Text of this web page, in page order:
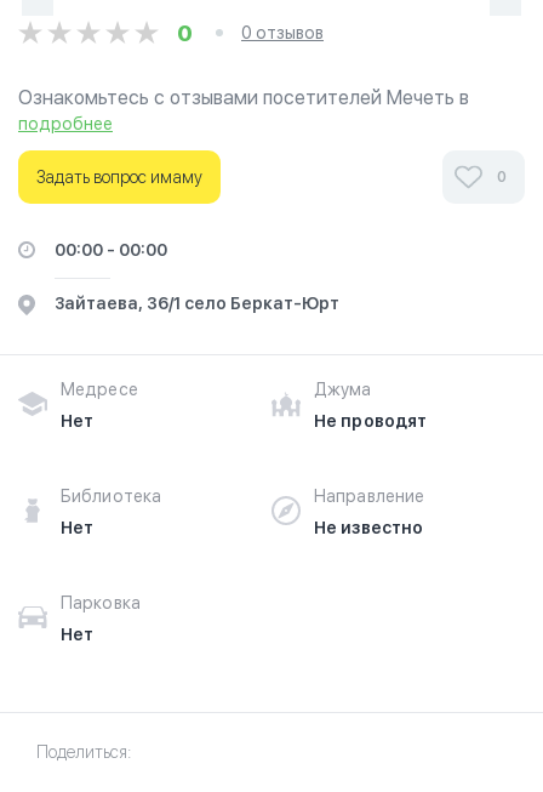
0 0 отзывов
Ознакомьтесь с отзывами посетителей Мечеть в
г.Грозный на фотографиях и узнайте о часах работы.
Ваше духовное путешествие начинается здесь.
подробнее
Задать вопрос имаму 0
00:00 - 00:00
​Зайтаева, 36/1​ село Беркат-Юрт
Медресе
Нет
Джума
Не проводят
Библиотека
Нет
Направление
Не известно
Парковка
Нет
Поделиться: